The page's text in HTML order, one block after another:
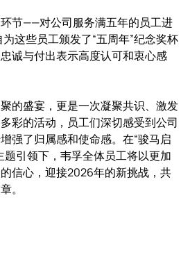
节——对公司服务满五年的员工进
这些员工颁发了“五周年”纪念奖杯
诚与付出表示高度认可和衷心感
的盛宴，更是一次凝聚共识、激发
彩的活动，员工们深切感受到公司
强了归属感和使命感。在“骏马启
题引领下，韦孚全体员工将以更加
信心，迎接2026年的新挑战，共
。